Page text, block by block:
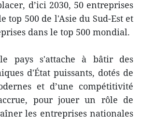
d’ici 2030, 50 entreprises
top 500 de l'Asie du Sud-Est et
dans le top 500 mondial.
pays s'attache à bâtir des
d'État puissants, dotés de
et d’une compétitivité
pour jouer un rôle de
les entreprises nationales